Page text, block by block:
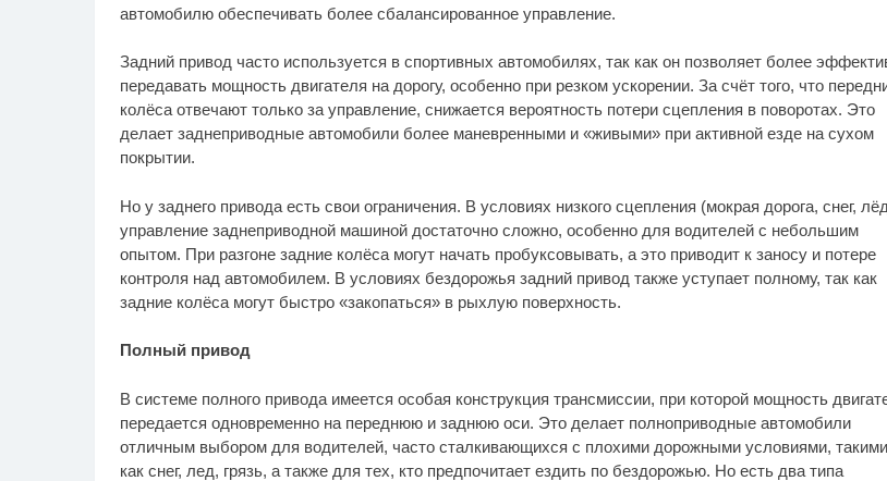
автомобилю обеспечивать более сбалансированное управление.
Задний привод часто используется в спортивных автомобилях, так как он позволяет более
передавать мощность двигателя на дорогу, особенно при резком ускорении. За счёт того, что
колёса отвечают только за управление, снижается вероятность потери сцепления в поворотах. Это
делает заднеприводные автомобили более маневренными и «живыми» при активной езде на сухом
покрытии.
Но у заднего привода есть свои ограничения. В условиях низкого сцепления (мокрая дорога, снег,
управление заднеприводной машиной достаточно сложно, особенно для водителей с небольшим
опытом. При разгоне задние колёса могут начать пробуксовывать, а это приводит к заносу и потере
контроля над автомобилем. В условиях бездорожья задний привод также уступает полному, так как
задние колёса могут быстро «закопаться» в рыхлую поверхность.
Полный привод
В системе полного привода имеется особая конструкция трансмиссии, при которой мощность
передается одновременно на переднюю и заднюю оси. Это делает полноприводные автомобили
отличным выбором для водителей, часто сталкивающихся с плохими дорожными условиями, такими
как снег, лед, грязь, а также для тех, кто предпочитает ездить по бездорожью. Но есть два типа